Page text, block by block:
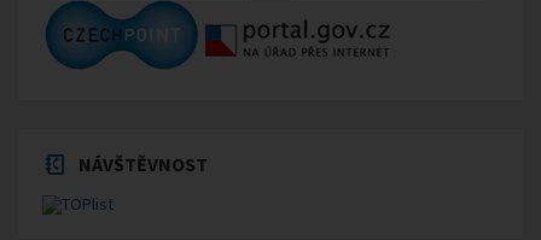
NÁVŠTĚVNOST